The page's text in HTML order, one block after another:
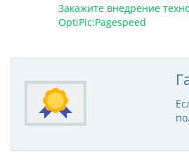
Закажите внедрение
OptiPic:Pagespeed